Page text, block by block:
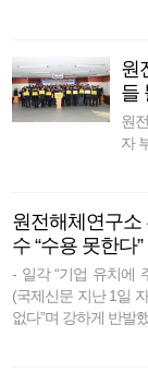
원
들
원
자
원전해체연구
수 “수용 못한다
- 일각 “기업 유치에
(국제신문 지난 1일
없다”며 강하게 반발했